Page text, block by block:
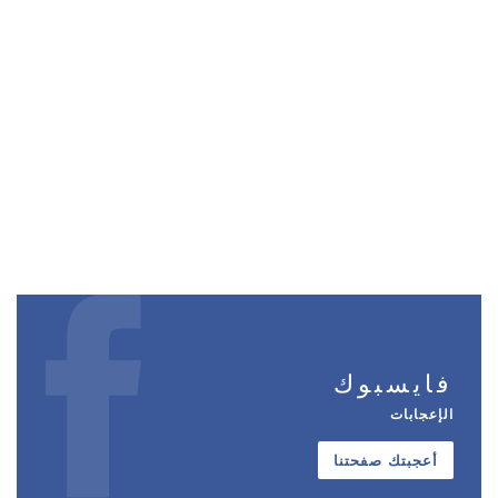
فايسبوك
الإعجابات
أعجبتك صفحتنا